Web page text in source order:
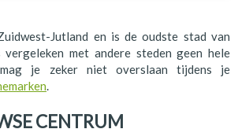
Jutland en is de oudste stad van
met andere steden geen hele
je zeker niet overslaan tijdens je
.
CENTRUM